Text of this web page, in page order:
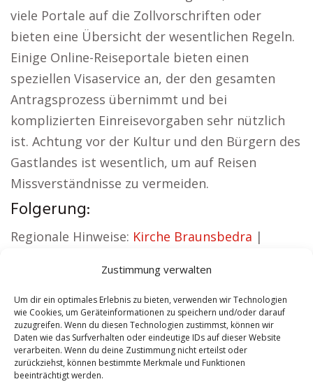
Zustimmung verwalten
Um dir ein optimales Erlebnis zu bieten, verwenden wir Technologien
wie Cookies, um Geräteinformationen zu speichern und/oder darauf
zuzugreifen. Wenn du diesen Technologien zustimmst, können wir
Daten wie das Surfverhalten oder eindeutige IDs auf dieser Website
verarbeiten. Wenn du deine Zustimmung nicht erteilst oder
zurückziehst, können bestimmte Merkmale und Funktionen
beeinträchtigt werden.
viele Portale auf die Zollvorschriften oder
bieten eine Übersicht der wesentlichen Regeln.
Einige Online-Reiseportale bieten einen
speziellen Visaservice an, der den gesamten
Antragsprozess übernimmt und bei
komplizierten Einreisevorgaben sehr nützlich
ist. Achtung vor der Kultur und den Bürgern des
Gastlandes ist wesentlich, um auf Reisen
Missverständnisse zu vermeiden.
Folgerung:
Regionale Hinweise: Kirche Braunsbedra |
Sicherheitsdienst Braunsbedra|
Braunsbedra|Hundeschule Braunsbedra|
Schamane Braunsbedra
Contents [show]